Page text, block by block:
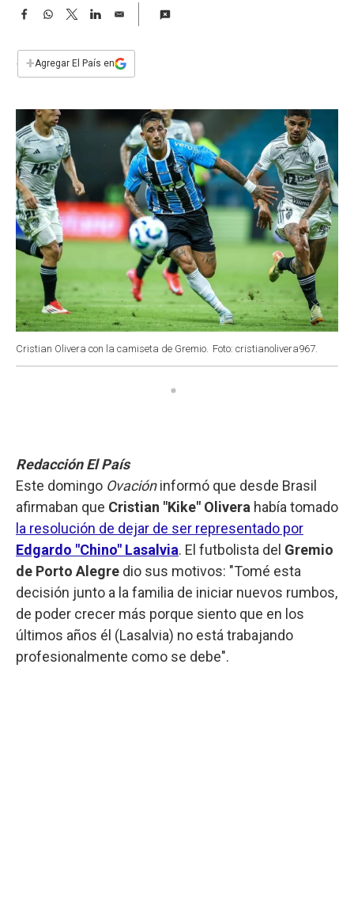
F
e
b
k
W
s
p
T
w
t
L
n
E
i
l
+Agregar El País en
Cristian Olivera con la camiseta de Gremio. Foto: cristianolivera967.
Redacción El País
Este domingo Ovacióninformó que desde Brasil
afirmaban que Cristian "Kike" Olivera había tomado
la resolución de dejar de ser representado por
Edgardo "Chino" Lasalvia. El futbolista del Gremio
de Porto Alegre dio sus motivos: "Tomé esta
decisión junto a la familia de iniciar nuevos rumbos,
de poder crecer más porque siento que en los
últimos años él (Lasalvia) no está trabajando
profesionalmente como se debe".